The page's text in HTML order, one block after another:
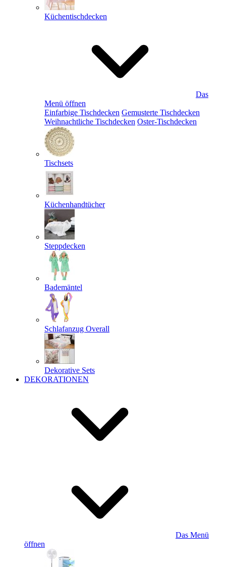
Küchentischdecken
Das
Menü öffnen
Einfarbige Tischdecken Gemusterte Tischdecken
Weihnachtliche Tischdecken Oster-Tischdecken
Tischsets
Küchenhandtücher
Steppdecken
Bademäntel
Schlafanzug Overall
Dekorative Sets
DEKORATIONEN
Das Menü
öffnen